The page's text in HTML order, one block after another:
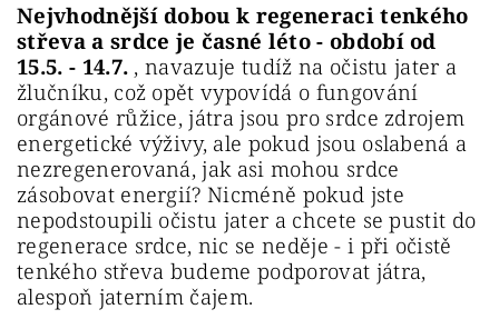
Nejvhodnější dobou k regeneraci tenkého
střeva a srdce je časné léto - období od
15.5. - 14.7. , navazuje tudíž na očistu jater a
žlučníku, což opět vypovídá o fungování
orgánové růžice, játra jsou pro srdce zdrojem
energetické výživy, ale pokud jsou oslabená a
nezregenerovaná, jak asi mohou srdce
zásobovat energií? Nicméně pokud jste
nepodstoupili očistu jater a chcete se pustit do
regenerace srdce, nic se neděje - i při očistě
tenkého střeva budeme podporovat játra,
alespoň jaterním čajem.